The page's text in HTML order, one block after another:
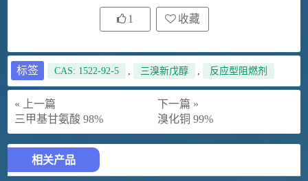
1 收藏
标签 CAS: 1522-92-5 , 三溴新戊醇 , 反应型阻燃剂
« 上一篇
三甲基甘氨酸 98%
下一篇 »
溴化铜 99%
相关产品